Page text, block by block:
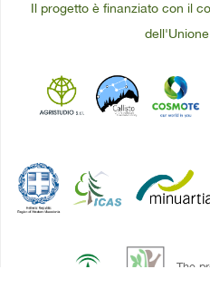
Il progetto è finanziato con il
The